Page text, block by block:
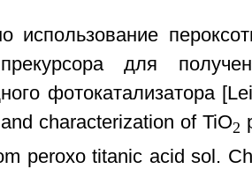
использование
для
фотокатализатора
characterization of TiO2
peroxo titanic acid sol.